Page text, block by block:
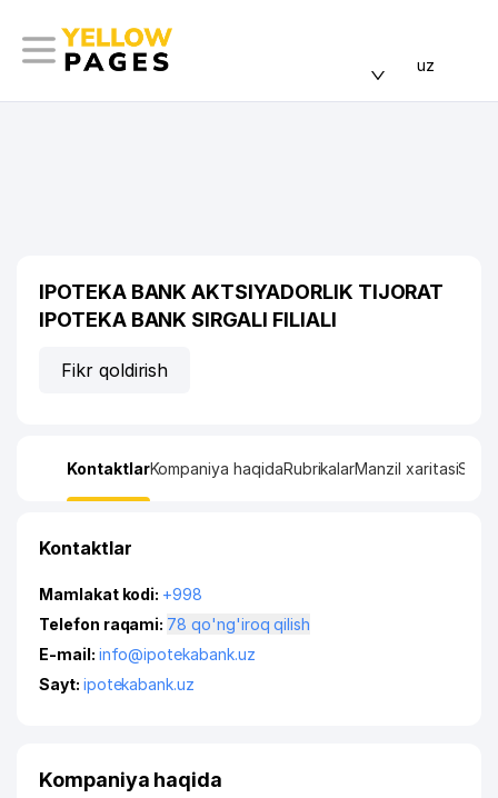
uz
IPOTEKA BANK AKTSIYADORLIK TIJORAT
IPOTEKA BANK SIRGALI FILIALI
Fikr qoldirish
KontaktlarKompaniya haqidaRubrikalarManzil xaritasi
Kontaktlar
Mamlakat kodi: +998
Telefon raqami:
78 qo'ng'iroq qilish
E-mail: info@ipotekabank.uz
Sayt: ipotekabank.uz
Kompaniya haqida